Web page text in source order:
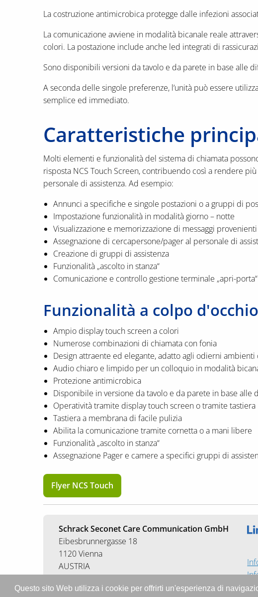
Questo sito Web utilizza i cookie per offrirti un'esperienza di
La costruzione antimicrobica protegge dalle infezioni
La comunicazione avviene in modalità bicanale reale
colori. La postazione include anche led integrati di
Sono disponibili versioni da tavolo e da parete in base alle
A seconda delle singole preferenze, l’unità può essere
semplice ed immediato.
Caratteristiche
Molti elementi e funzionalità del sistema di chiamata
risposta NCS Touch Screen, contribuendo così a rendere
personale di assistenza. Ad esempio:
Annunci a specifiche e singole postazioni o a gruppi di
Impostazione funzionalità in modalità giorno – notte
Visualizzazione e memorizzazione di messaggi
Assegnazione di cercapersone/pager al personale di
Creazione di gruppi di assistenza
Funzionalità „ascolto in stanza“
Comunicazione e controllo gestione terminale „apri-porta“
Funzionalità a colpo d'occhio
Ampio display touch screen a colori
Numerose combinazioni di chiamata con fonia
Design attraente ed elegante, adatto agli odierni
Audio chiaro e limpido per un colloquio in modalità
Protezione antimicrobica
Disponibile in versione da tavolo e da parete in base alle
Operatività tramite display touch screen o tramite tastiera
Tastiera a membrana di facile pulizia
Abilita la comunicazione tramite cornetta o a mani libere
Funzionalità „ascolto in stanza“
Assegnazione Pager e camere a specifici gruppi di
Flyer NCS Touch
Schrack Seconet Care Communication GmbH
Eibesbrunnergasse 18
1120 Vienna
AUSTRIA
contatti@schrack-seconet-care.com